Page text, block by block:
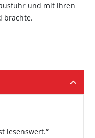
und mit ihren
brachte.
lesenswert.“